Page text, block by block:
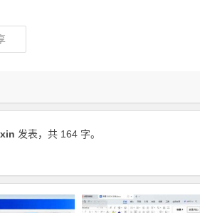
发表，共 164 字。